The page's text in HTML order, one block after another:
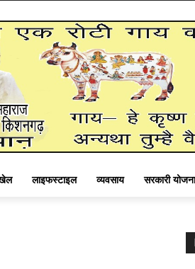
लाइफस्टाइल व्यवसाय सरकारी